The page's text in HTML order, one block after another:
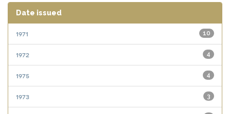
Date issued
10
1971
4
1972
4
1975
3
1973